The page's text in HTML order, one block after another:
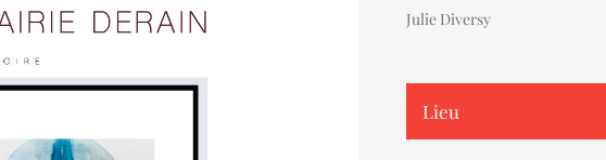
Julie Diversy
Lieu